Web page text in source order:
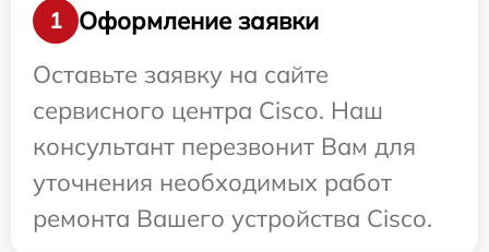
1
Оформление заявки
Оставьте заявку на сайте
сервисного центра Cisco. Наш
консультант перезвонит Вам для
уточнения необходимых работ
ремонта Вашего устройства Cisco.